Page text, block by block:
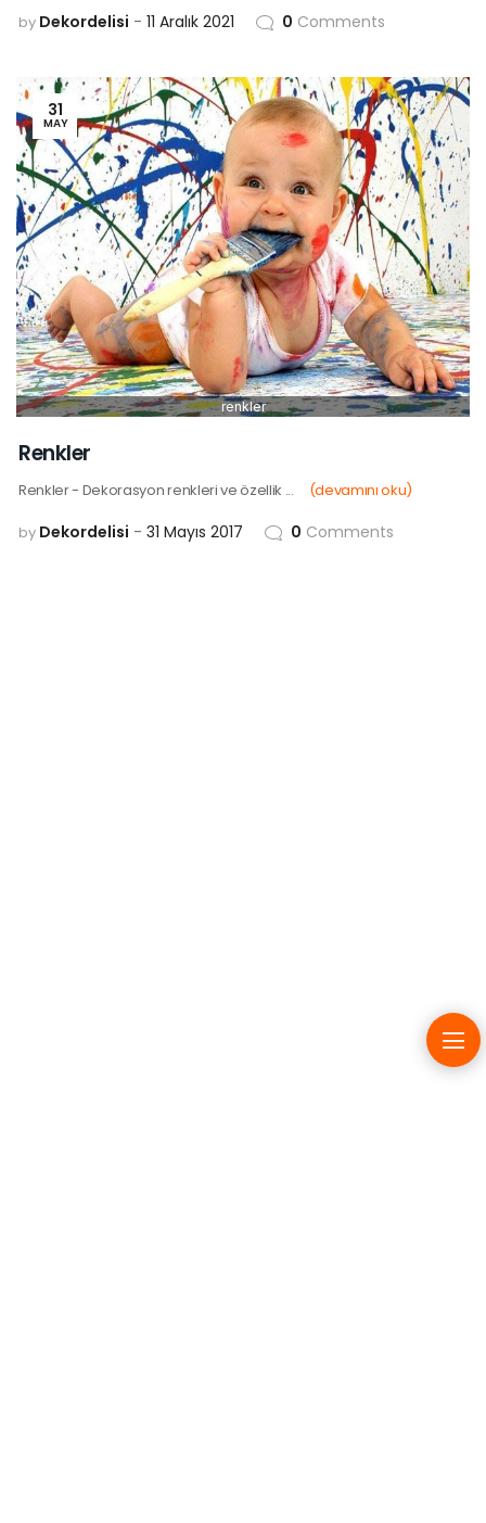
by Dekordelisi 11 Aralık 2021 0 Comments
31
MAY
renkler
Renkler
Renkler - Dekorasyon renkleri ve özellik ... (devamını oku)
by Dekordelisi 31 Mayıs 2017 0 Comments